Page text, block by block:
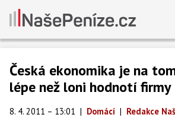
Česká ekonomika je na
lépe než loni hodnotí firmy
8. 4. 2011 – 13:01 | Domácí | Redakce